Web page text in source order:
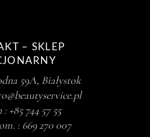
– SKLEP
59A, Białystok
: +85 744 57 55
: 669 270 007